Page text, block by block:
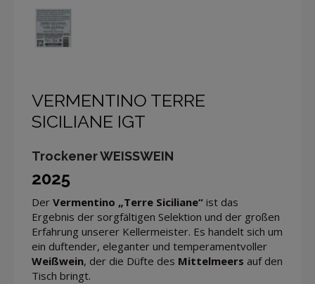
VERMENTINO TERRE
SICILIANE IGT
Trockener WEISSWEIN
2025
Der Vermentino „Terre Siciliane“ ist das
Ergebnis der sorgfältigen Selektion und der großen
Erfahrung unserer Kellermeister. Es handelt sich um
ein duftender, eleganter und temperamentvoller
Weißwein, der die Düfte des Mittelmeers auf den
Tisch bringt.